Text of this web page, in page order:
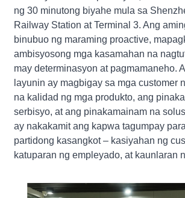
ng 30 minutong biyahe mula sa
Railway Station at Terminal 3. Ang
binubuo ng maraming proactive,
ambisyosong mga kasamahan na
may determinasyon at pagmamaneho.
layunin ay magbigay sa mga customer
na kalidad ng mga produkto, ang
serbisyo, at ang pinakamainam na
ay nakakamit ang kapwa tagumpay
partidong kasangkot – kasiyahan ng
katuparan ng empleyado, at kaunlaran